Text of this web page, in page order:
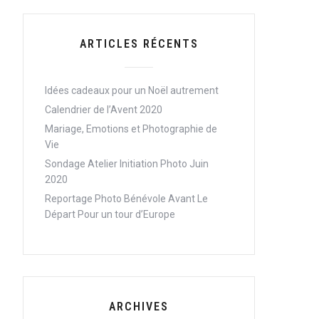
ARTICLES RÉCENTS
Idées cadeaux pour un Noël autrement
Calendrier de l’Avent 2020
Mariage, Emotions et Photographie de
Vie
Sondage Atelier Initiation Photo Juin
2020
Reportage Photo Bénévole Avant Le
Départ Pour un tour d’Europe
ARCHIVES